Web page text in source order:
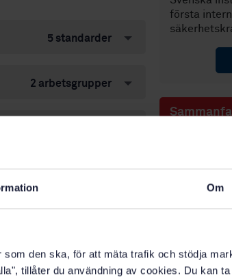
Om
den ska, för att mäta trafik och stödja
tillåter du användning av cookies. Du kan
5 standarder
2 arbetsgrupper
första